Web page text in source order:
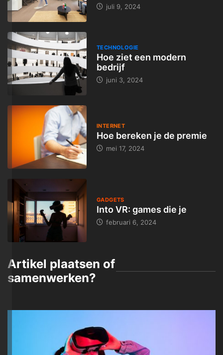
juli 9, 2024
TECHNOLOGIE
Hoe ziet een modern
bedrijf
juni 3, 2024
INTERNET
Hoe bereken je de premie
mei 17, 2024
GADGETS
Into VR: games die je
februari 6, 2024
Artikel plaatsen of
samenwerken?